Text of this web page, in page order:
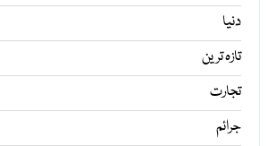
دنیا
تازہ ترین
تجارت
جرائم